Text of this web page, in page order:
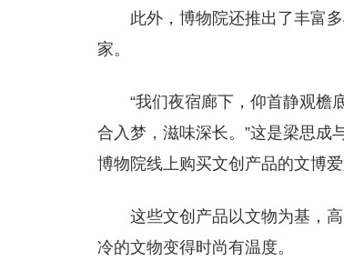
此外，博物院还推出了丰富
家。
“我们夜宿廊下，仰首静观檐
合入梦，滋味深长。”这是梁思成
博物院线上购买文创产品的文博
这些文创产品以文物为基，
冷的文物变得时尚有温度。